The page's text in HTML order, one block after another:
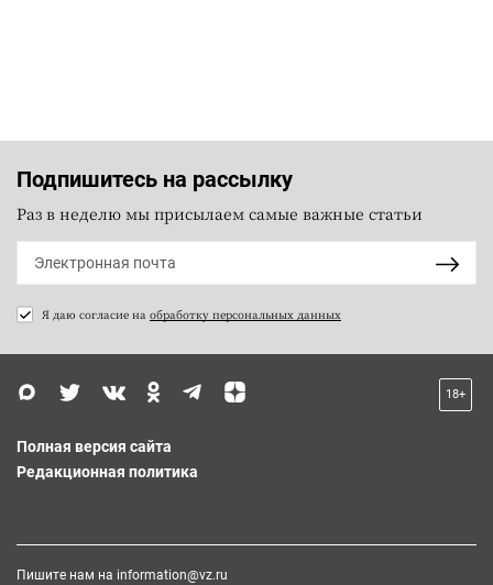
Подпишитесь на рассылку
Раз в неделю мы присылаем самые важные статьи
Я даю согласие на обработку персональных данных
18+
Полная версия сайта
Редакционная политика
Пишите нам на information@vz.ru